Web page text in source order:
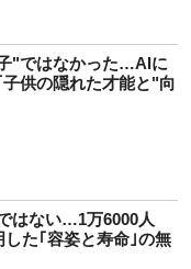
"ではなかった…AIに
供の隠れた才能と"向
はない…1万6000人
た｢容姿と寿命｣の無